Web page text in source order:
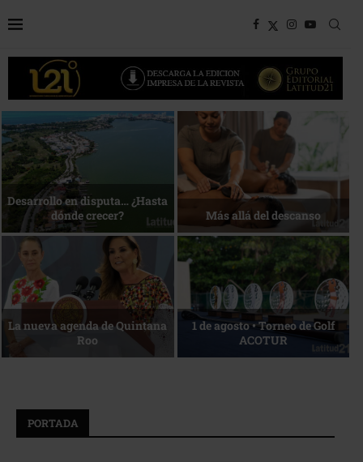
Bottega, un viaje servido a la
mesa
Energía que Impulsa la
competitividad
Reconocimiento de viajeros La esencia del servicio
PORTADA